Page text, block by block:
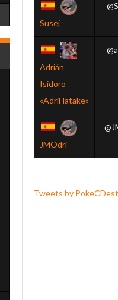
Susej
Adrián
Isidoro
«AdriHatake»
JMOdri
Tweets by